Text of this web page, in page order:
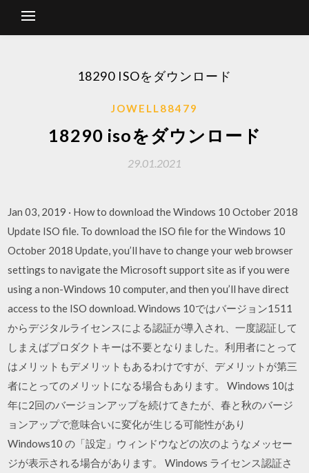
18290 ISOをダウンロード
JOWELL88479
18290 isoをダウンロード
29.01.2021
Jan 03, 2019 · How to download the Windows 10 October 2018
Update ISO file. To download the ISO file for the Windows 10
October 2018 Update, you’ll have to change your web browser
settings to navigate the Microsoft support site as if you were
using a non-Windows 10 computer, and then you’ll have direct
access to the ISO download. Windows 10ではバージョン1511
からデジタルライセンスによる認証が導入され、一度認証して
しまえばプロダクトキーは不要となりました。利用者にとって
はメリットもデメリットもあるわけですが、デメリットが第三
者にとってのメリットになる場合もあります。 Windows 10は
年に2回のバージョンアップを続けてきたが、春と秋のバージ
ョンアップで意味合いに変化が生じる可能性があり
Windows10 の「設定」ウィンドウなどの次のようなメッセー
ジが表示される場合があります。 Windows ライセンス認証さ